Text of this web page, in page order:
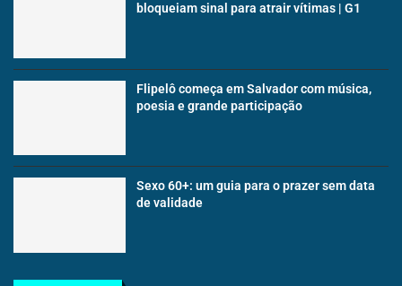
bloqueiam sinal para atrair vítimas | G1
Flipelô começa em Salvador com música,
poesia e grande participação
Sexo 60+: um guia para o prazer sem data
de validade